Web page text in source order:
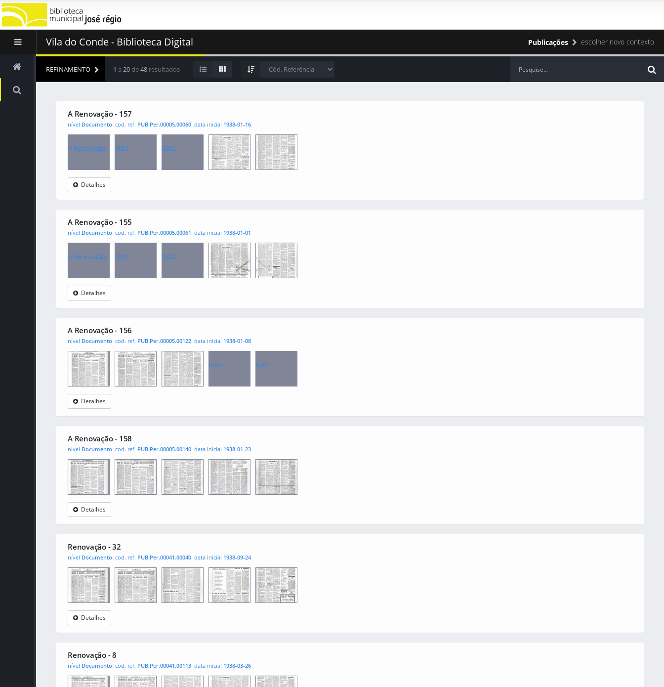
Vila do Conde - Biblioteca Digital Publicações escolher novo contexto
REFINAMENTO 1 a 20 de48 resultados
A Renovação - 157
nível Documento cod. ref. PUB.Per.00005.00060 data inicial 1938-01-16
A Renovação 0001 0002
0003 0004
Detalhes
A Renovação - 155
nível Documento cod. ref. PUB.Per.00005.00061 data inicial 1938-01-01
A Renovação 0001 0002
0003 0004
Detalhes
A Renovação - 156
nível Documento cod. ref. PUB.Per.00005.00122 data inicial 1938-01-08
A Renovação 0001 0002
0003 0004
Detalhes
A Renovação - 158
nível Documento cod. ref. PUB.Per.00005.00140 data inicial 1938-01-23
A Renovação 0001 0002 0003 0004
Detalhes
Renovação - 32
nível Documento cod. ref. PUB.Per.00041.00040 data inicial 1938-09-24
Renovação 0001 0002 0003 0004
Detalhes
Renovação - 8
nível Documento cod. ref. PUB.Per.00041.00113 data inicial 1938-03-26